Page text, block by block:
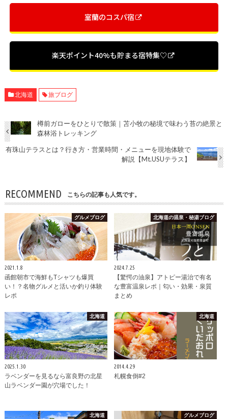
室蘭のコスパ宿
楽天ポイント40%も貯まる宿特集♡
北海道 旅ブログ
樽前ガローをひとりで散策｜苫小牧の秘境で味わう苔の絶景と
森林浴トレッキング
有珠山テラスとは？行き方・営業時間・メニューを現地体験で
解説【Mt.USUテラス】
RECOMMEND こちらの記事も人気です。
グルメブログ
2021.1.8
函館朝市で海鮮もTシャツも爆買
い！？名物グルメと活いか釣り体験
レポ
北海道の温泉・秘湯ブログ
2024.7.25
【驚愕の油泉】アトピー湯治で有名
な豊富温泉レポ｜匂い・効果・泉質
まとめ
北海道
2025.1.30
ラベンダーを見るなら富良野の北星
山ラベンダー園が穴場でした！
北海道
2014.4.29
札幌食倒#2
北海道 グルメブログ